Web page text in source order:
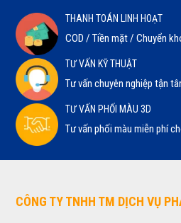
THANH TOÁN LINH HOẠT
COD / Tiền mặt / Chuyển
TƯ VẤN KỸ THUẬT
Tư vấn chuyên nghiệp tận
TƯ VẤN PHỐI MÀU 3D
Tư vấn phối màu miễn phí
CÔNG TY TNHH TM DỊCH VỤ